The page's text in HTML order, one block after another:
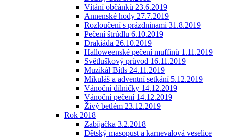
Vítání občánků 23.6.2019
Annenské hody 27.7.2019
Rozloučení s prázdninami 31.8.2019
Pečení štrúdlu 6.10.2019
Drakiáda 26.10.2019
Halloweenské pečení muffinů 1.11.2019
Světluškový průvod 16.11.2019
Muzikál Bítls 24.11.2019
Mikuláš a adventní setkání 5.12.2019
Vánoční dílničky 14.12.2019
Vánoční pečení 14.12.2019
Živý betlém 23.12.2019
Rok 2018
Zabíjačka 3.2.2018
Dětský masopust a karnevalová veselice